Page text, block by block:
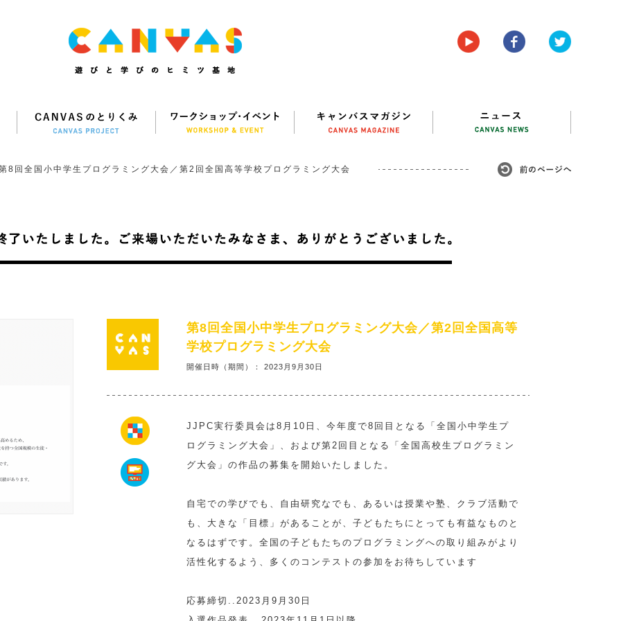
8回全国⼩中学⽣プログラミング⼤会／第2回全国⾼等学校プログラミング⼤会
第8回全国⼩中学⽣プログラミング⼤会／第2回全国⾼等
学校プログラミング⼤会
開催日時（期間）： 2023⽉9⽉30⽇
JJPC実⾏委員会は8⽉10⽇、今年度で8回⽬となる「全国⼩中学⽣プ
ログラミング⼤会」、および第2回⽬となる「全国⾼校⽣プログラミン
グ⼤会」の作品の募集を開始いたしました。
⾃宅での学びでも、⾃由研究なでも、あるいは授業や塾、クラブ活動で
も、⼤きな「⽬標」があることが、⼦どもたちにとっても有益なものと
なるはずです。全国の⼦どもたちのプログラミングへの取り組みがより
活性化するよう、多くのコンテストの参加をお待ちしています
応募締切..2023⽉9⽉30⽇